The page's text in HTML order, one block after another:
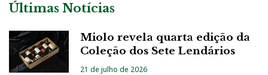
Últimas Notícias
Miolo revela quarta edição da
Coleção dos Sete Lendários
21 de julho de 2026